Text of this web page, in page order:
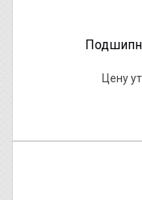
Цену